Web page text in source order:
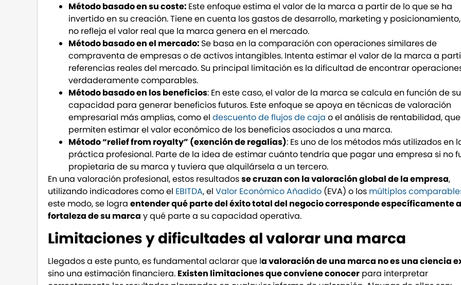
Método basado en su coste: Este enfoque estima el valor de la marca a partir de lo que se ha
invertido en su creación. Tiene en cuenta los gastos de desarrollo, marketing y
no refleja el valor real que la marca genera en el mercado.
Método basado en el mercado: Se basa en la comparación con operaciones similares de
compraventa de empresas o de activos intangibles. Intenta estimar el valor de la marca a
referencias reales del mercado. Su principal limitación es la dificultad de encontrar
verdaderamente comparables.
Método basado en los beneficios: En este caso, el valor de la marca se calcula en función de su
capacidad para generar beneficios futuros. Este enfoque se apoya en técnicas de valoración
empresarial más amplias, como el descuento de flujos de caja o el análisis de rentabilidad, que
permiten estimar el valor económico de los beneficios asociados a una marca.
Método “relief from royalty” (exención de regalías): Es uno de los métodos más utilizados en
práctica profesional. Parte de la idea de estimar cuánto tendría que pagar una empresa si no
propietaria de su marca y tuviera que alquilársela a un tercero.
En una valoración profesional, estos resultadosse cruzan con la valoración global de la empresa,
utilizando indicadores como el EBITDA, el Valor Económico Añadido (EVA) o los múltiplos
este modo, se logra entender qué parte del éxito total del negocio corresponde específicamente
fortaleza de su marca y qué parte a su capacidad operativa.
Limitaciones y dificultades al valorar una marca
Llegados a este punto, es fundamental aclarar que la valoración de una marca no es una ciencia
sino una estimación financiera. Existen limitaciones que conviene conocer para interpretar